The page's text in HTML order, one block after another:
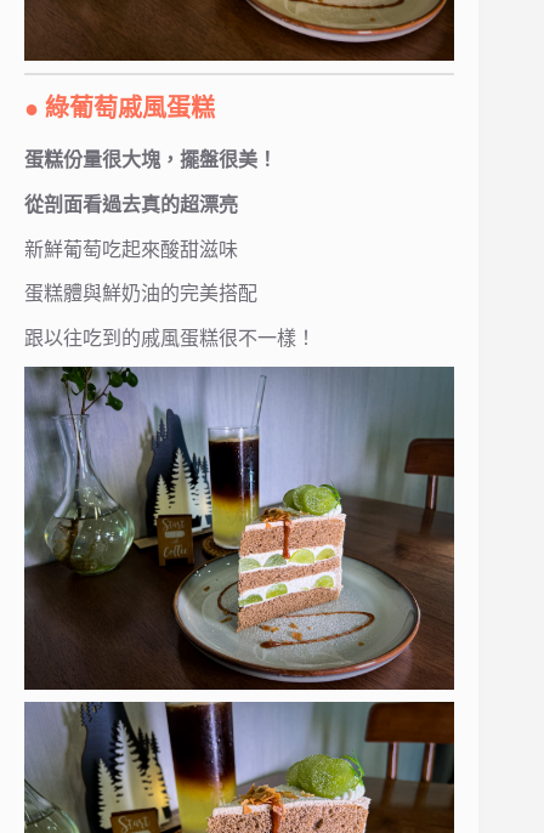
● 綠葡萄戚風蛋糕
蛋糕份量很大塊，擺盤很美！
從剖面看過去真的超漂亮
新鮮葡萄吃起來酸甜滋味
蛋糕體與鮮奶油的完美搭配
跟以往吃到的戚風蛋糕很不一樣！